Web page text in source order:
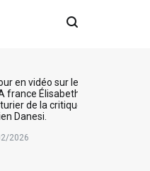
en vidéo sur le Prix
france Élisabeth
de la critique d’art :
Danesi.
2026